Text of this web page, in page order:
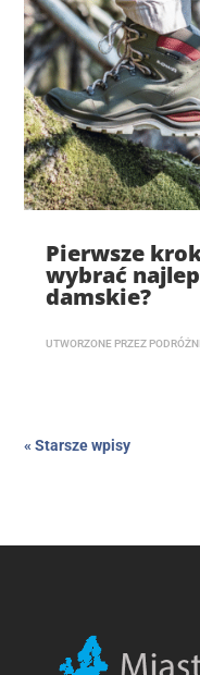
Pierwsze
wybrać
damskie?
UTWORZONE PRZEZ
« Starsze wpisy